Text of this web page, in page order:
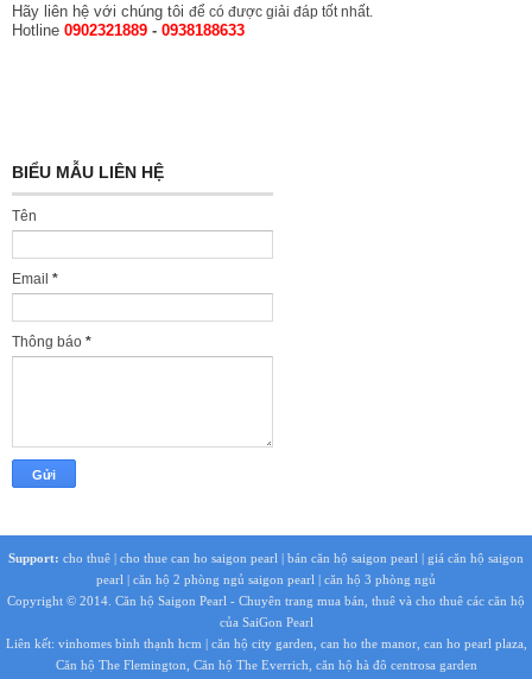
Hãy liên hệ với chúng tôi để có được giải đáp tốt nhất.
Hotline 0902321889 - 0938188633
BIỂU MẪU LIÊN HỆ
Tên
Email *
Thông báo *
Support: cho thuê | cho thue can ho saigon pearl | bán căn hộ saigon pearl | giá căn hộ saigon
pearl | căn hộ 2 phòng ngủ saigon pearl | căn hộ 3 phòng ngủ
Copyright © 2014. Căn hộ Saigon Pearl - Chuyên trang mua bán, thuê và cho thuê các căn hộ
của SaiGon Pearl
Liên kết: vinhomes bình thạnh hcm | căn hộ city garden can ho the manor, can ho pearl plaza
Căn hộ The Flemington Căn hộ The Everrich căn hộ hà đô centrosa garden